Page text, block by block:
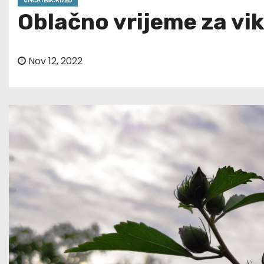
Oblačno vrijeme za
Nov 12, 2022